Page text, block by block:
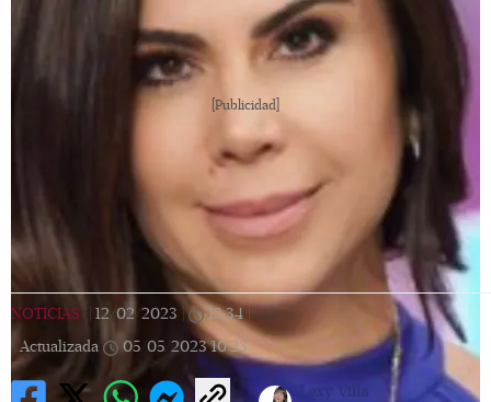
[Publicidad]
NOTICIAS 12/02/2023 | 13:34
Actualizada
05/05/2023 10:23
Lexy Villa